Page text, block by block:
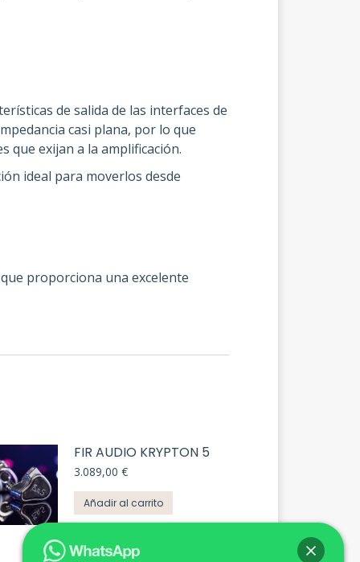
de salida de las interfaces de
casi plana, por lo que
exijan a la amplificación.
ideal para moverlos desde
proporciona una excelente
FIR AUDIO KRYPTON 5
3.089,00€
Añadir al carrito